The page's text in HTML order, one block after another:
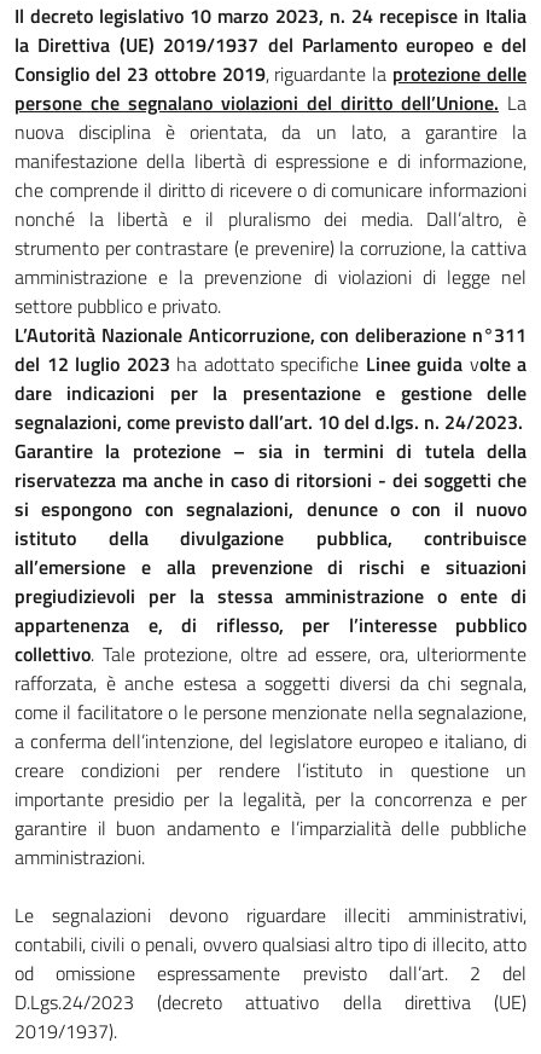
Il decreto legislativo 10 marzo 2023, n. 24 recepisce in Italia
la Direttiva (UE) 2019/1937 del Parlamento europeo e del
Consiglio del 23 ottobre 2019, riguardante la protezione delle
persone che segnalano violazioni del diritto dell’Unione. La
nuova disciplina è orientata, da un lato, a garantire la
manifestazione della libertà di espressione e di informazione,
che comprende il diritto di ricevere o di comunicare informazioni
nonché la libertà e il pluralismo dei media. Dall’altro, è
strumento per contrastare (e prevenire) la corruzione, la cattiva
amministrazione e la prevenzione di violazioni di legge nel
settore pubblico e privato.
L’Autorità Nazionale Anticorruzione, con deliberazione n°311
del 12 luglio 2023 ha adottato specifiche Linee guida volte a
dare indicazioni per la presentazione e gestione delle
segnalazioni, come previsto dall’art. 10 del d.lgs. n. 24/2023.
Garantire la protezione – sia in termini di tutela della
riservatezza ma anche in caso di ritorsioni - dei soggetti che
si espongono con segnalazioni, denunce o con il nuovo
istituto della divulgazione pubblica, contribuisce
all’emersione e alla prevenzione di rischi e situazioni
pregiudizievoli per la stessa amministrazione o ente di
appartenenza e, di riflesso, per l’interesse pubblico
collettivo. Tale protezione, oltre ad essere, ora, ulteriormente
rafforzata, è anche estesa a soggetti diversi da chi segnala,
come il facilitatore o le persone menzionate nella segnalazione,
a conferma dell’intenzione, del legislatore europeo e italiano, di
creare condizioni per rendere l’istituto in questione un
importante presidio per la legalità, per la concorrenza e per
garantire il buon andamento e l’imparzialità delle pubbliche
amministrazioni.
Le segnalazioni devono riguardare illeciti amministrativi,
contabili, civili o penali, ovvero qualsiasi altro tipo di illecito, atto
od omissione espressamente previsto dall’art. 2 del
D.Lgs.24/2023 (decreto attuativo della direttiva (UE)
2019/1937).